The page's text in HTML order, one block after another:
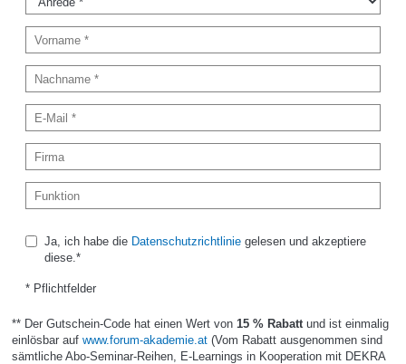
Ja, ich habe die Datenschutzrichtliniegelesen und akzeptiere
diese.*
* Pflichtfelder
** Der Gutschein-Code hat einen Wert von 15 % Rabatt und ist einmalig
einlösbar auf www.forum-akademie.at(Vom Rabatt ausgenommen sind
sämtliche Abo-Seminar-Reihen, E-Learnings in Kooperation mit DEKRA